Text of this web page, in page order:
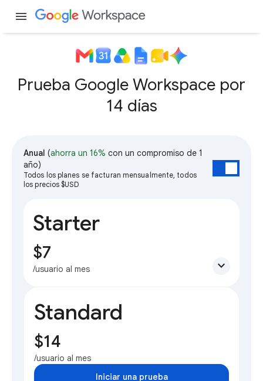
menu
Prueba Google Workspace por
14 días
Anual (ahorra un 16% con un compromiso de 1
año)
Todos los planes se facturan mensualmente, todos
los precios $USD
Starter
$7
/usuario al mes expand_more
Standard
$14
/usuario al mes
Iniciar una prueba